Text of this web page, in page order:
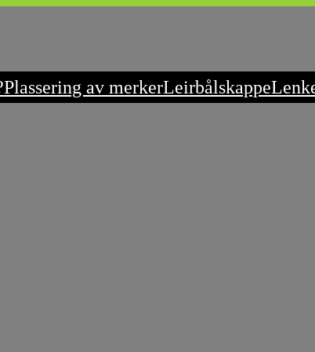
Plassering av merkerLeirbålskappe